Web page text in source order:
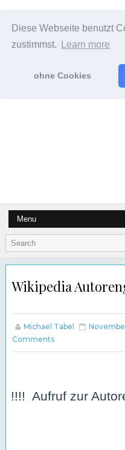
Diese Webseite benutzt
zustimmst.
Learn more
ohne Cookies
Wikipedia
Michael Tabel
Comments
!!!!  Aufruf zur